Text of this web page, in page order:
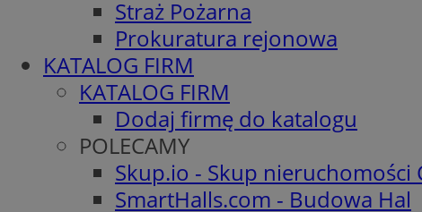
Straż Pożarna
Prokuratura rejonowa
KATALOG FIRM
KATALOG FIRM
Dodaj firmę do katalogu
POLECAMY
Skup.io - Skup nieruchomości
SmartHalls.com - Budowa Hal